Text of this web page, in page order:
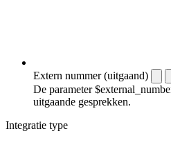
Extern nummer (uitgaand)
De parameter
uitgaande gesprekken.
Integratie type